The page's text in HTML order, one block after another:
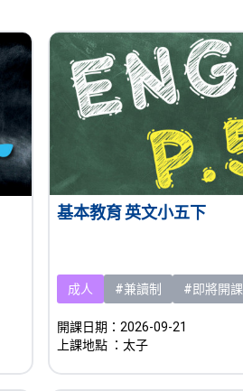
基本教育 英文小五下
成人 #兼讀制 #即將開課
開課日期：2026-09-21
上課地點 ：太子